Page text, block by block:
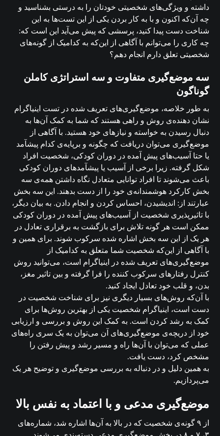
داشته و ویژگی‌های شخصیتی خودتان را به درستی بشناسید و
چه آن‌که اکنون و با به کار بردن یکی از این تست‌ها به این
شناخت دست پیدا کنید، پرسشی که پیش می‌آید این است که:
چه کاری را می‌توانم با آگاهی از این‌که به کدامیک از گونه‌های
شخصیتی تعلق دارم انجام دهم؟
سه موضع‌گیری متفاوت و سه استراتژی کاملن
گوناگون
به طور خلاصه، موضع‌گیری‌های تعریف شده در تست اینیاگرام
نشان دهنده‌ی روش و راهی هستند که شما به کمک آن‌ها به
دنبال رسیدن به خواسته و نیازهای خود هستید. با آگاهی از
موضع‌گیری می‌توان دریافت که چگونه و برپایه‌ی کدام پیشآمد
یا حتا آسیب‌های پیش آمده در دوران کودکی، شخصیت افراد
شکل گرفته. زیرا برخی از آسیب یا پیشآمدهای دوران کودکی
باعث می‌شوند تا افراد توانایی متعادل نگاه داشتن همه‌ی سه
بخش کارکرد هوشمندانه‌ی خود را از دست بدهند. این سه بخش
عبارتند از: اندیشیدن، احساس کردن و انجام دادن. به بیان دیگر،
با تاثیرپذیری شخصیت از آسیب‌های پیش آمده در دوران کودکی
ممکن است هر گونه تلاش برای بازگشت به برقراری تعادل در
هر یک از این سه بخش اشاره شده سرکوب ‌شوند. برای همین و
با آگاهی از این‌که شخصیت شما متعلق به کدامیک از
موضع‌گیری‌های تعریف شده در اینیاگرام است، می‌توانید روش
کنترل رفتارهای سرکوب کننده را فرا گرفته و بین تاثیر مغز،
بدن، و قلب خود تعادل ایجاد کنید.
با آن‌که روش‌های بسیار دیگری نیز برای شناخت شخصیت در
دست است، اینیاگرام شخصیت یکی از بهترین روش‌ها برای
کمک به رشد کردن است. به کمک این روش و بررسی و ارزیابی
خود از دریچه‌ی موضع‌گیری‌های آن می‌توان به یک سری راه‌های
عملی که می‌توان با آن‌ها راه و مسیر رشد و پیش رفتن را
مشخص کرد، دست یافت.
به همین دلیل و در دنباله به بررسی موضع‌گیری و توضیح هر یک
می‌پردازیم.
موضع‌گیری مدعی و با اعتماد به نفس بالا
از ۹ گونه‌ی شخصیت که در بالا به آن‌ها اشاره شد، شماره‌های